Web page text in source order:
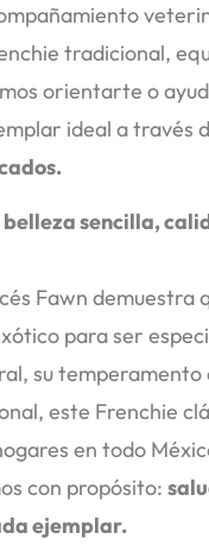
tradicional,
orientarte o
ideal a través
belleza sencilla,
Fawn demuestra
para ser
su temperamento
este Frenchie
en todo
con propósito:
ejemplar.